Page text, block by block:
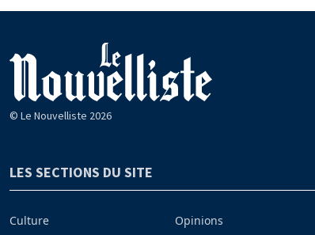
© Le Nouvelliste 2026
LES SECTIONS DU SITE
Culture Opinions